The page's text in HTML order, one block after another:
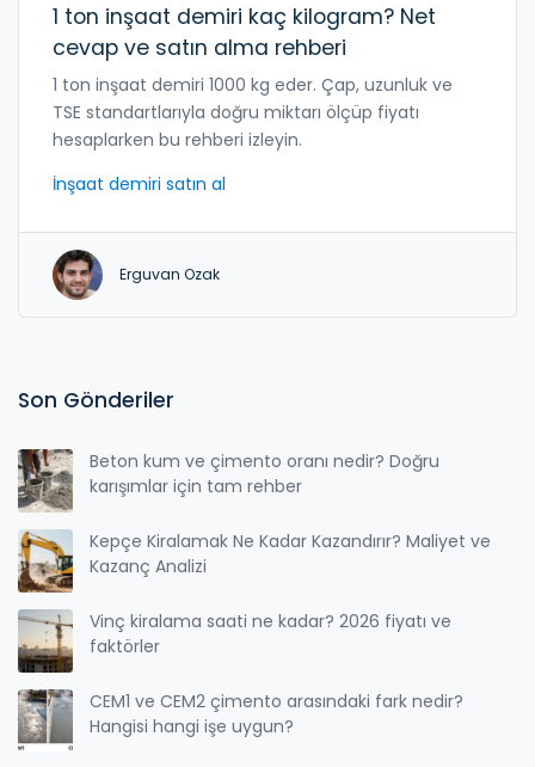
1 ton inşaat demiri kaç kilogram? Net
cevap ve satın alma rehberi
1 ton inşaat demiri 1000 kg eder. Çap, uzunluk ve
TSE standartlarıyla doğru miktarı ölçüp fiyatı
hesaplarken bu rehberi izleyin.
İnşaat demiri satın al
Erguvan Ozak
Son Gönderiler
Beton kum ve çimento oranı nedir? Doğru
karışımlar için tam rehber
Kepçe Kiralamak Ne Kadar Kazandırır? Maliyet ve
Kazanç Analizi
Vinç kiralama saati ne kadar? 2026 fiyatı ve
faktörler
CEM1 ve CEM2 çimento arasındaki fark nedir?
Hangisi hangi işe uygun?